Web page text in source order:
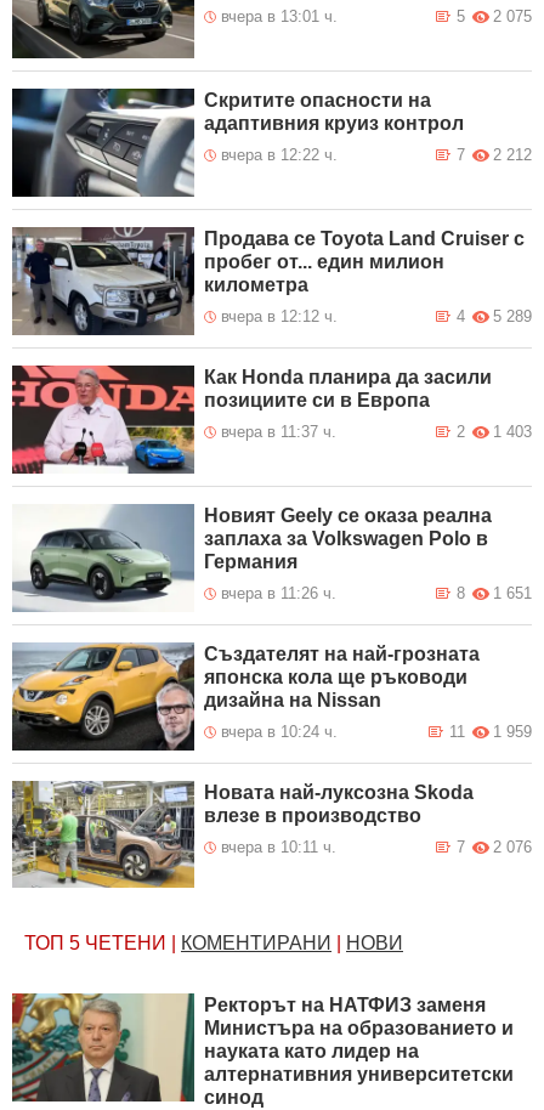
вчера в 13:01 ч. 2 075
5
Скритите опасности на
адаптивния круиз контрол
вчера в 12:22 ч. 2 212
7
Продава се Toyota Land Cruiser с
пробег от... един милион
километра
вчера в 12:12 ч. 5 289
4
Как Honda планира да засили
позициите си в Европа
вчера в 11:37 ч. 1 403
2
Новият Geely се оказа реална
заплаха за Volkswagen Polo в
Германия
вчера в 11:26 ч. 1 651
8
Създателят на най-грозната
японска кола ще ръководи
дизайна на Nissan
вчера в 10:24 ч. 1 959
11
Новата най-луксозна Skoda
влезе в производство
вчера в 10:11 ч. 2 076
7
ТОП 5 ЧЕТЕНИ КОМЕНТИРАНИ НОВИ
Ректорът на НАТФИЗ заменя
Министъра на образованието и
науката като лидер на
алтернативния университетски
синод